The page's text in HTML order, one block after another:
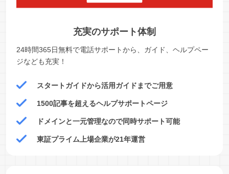
充実のサポート体制
24時間365日無料で電話サポートから、ガイド、ヘルプペー
ジなども充実！
スタートガイドから活用ガイドまでご用意
1500記事を超えるヘルプサポートページ
ドメインと一元管理なので同時サポート可能
東証プライム上場企業が21年運営